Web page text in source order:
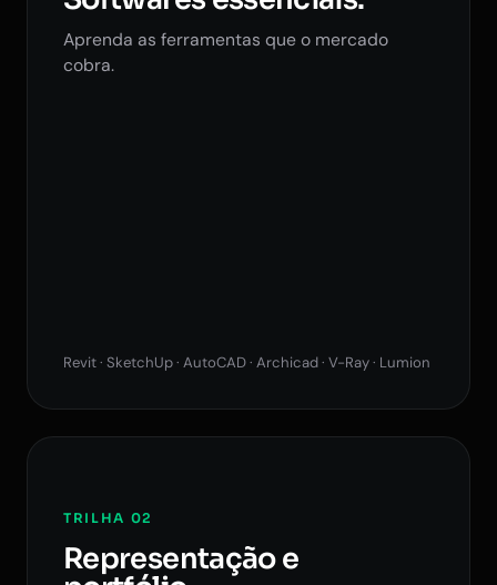
Aprenda as ferramentas que o mercado
cobra.
Revit · SketchUp · AutoCAD · Archicad · V-Ray · Lumion
TRILHA 02
Representação e